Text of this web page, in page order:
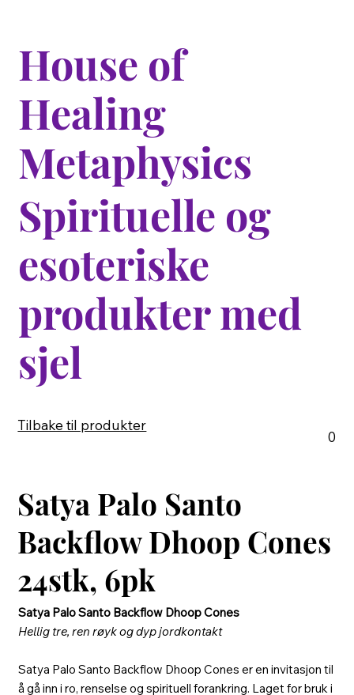
House of
Healing
Metaphysics
Spirituelle og
esoteriske
produkter med
sjel
Tilbake til produkter
0
Satya Palo Santo
Backflow Dhoop Cones
24stk, 6pk
Satya Palo Santo Backflow Dhoop Cones
Hellig tre, ren røyk og dyp jordkontakt
Satya Palo Santo Backflow Dhoop Cones er en invitasjon til
å gå inn i ro, renselse og spirituell forankring. Laget for bruk i